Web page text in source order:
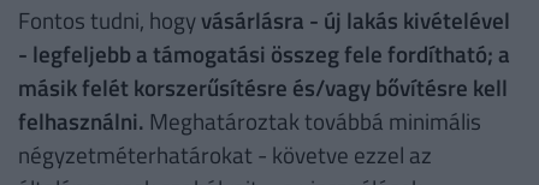
Fontos tudni, hogyvásárlásra - új lakás kivételével
- legfeljebb a támogatási összeg fele fordítható; a
másik felét korszerűsítésre és/vagy bővítésre kell
felhasználni. Meghatároztak továbbá minimális
négyzetméterhatárokat - követve ezzel az